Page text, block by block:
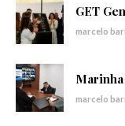
GET
marcelo
marcelo